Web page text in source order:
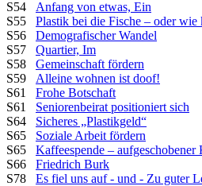
S54 Anfang von etwas, Ein
S55 Plastik bei die Fische – oder
S56 Demografischer Wandel
S57 Quartier, Im
S58 Gemeinschaft fördern
S59 Alleine wohnen ist doof!
S61 Frohe Botschaft
S61 Seniorenbeirat positioniert sich
S64 Sicheres „Plastikgeld“
S65 Soziale Arbeit fördern
S65 Kaffeespende – aufgeschobener
S66 Friedrich Burk
S78 Es fiel uns auf - und - Zu guter